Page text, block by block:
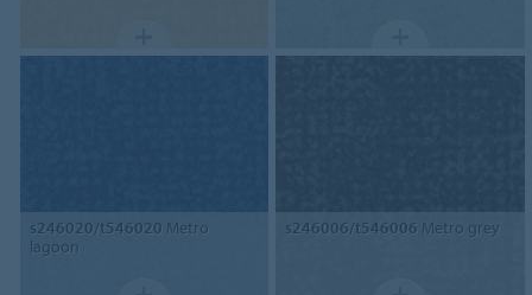
s246020/t546020 Metro
lagoon
s246006/t546006 Metro grey